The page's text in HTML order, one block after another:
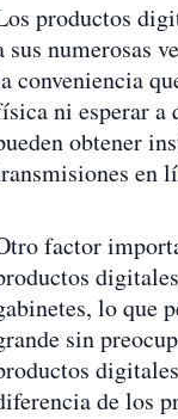
productos
sus numerosas
conveniencia
ni esperar a
obtener
en
factor
lo que
sin
de los